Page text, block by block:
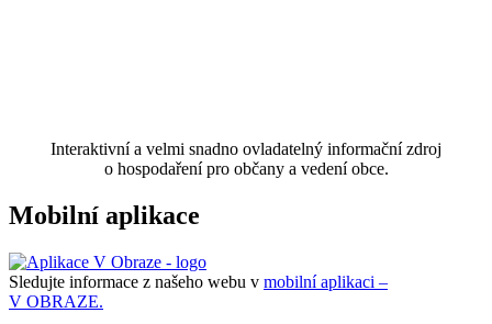
Interaktivní a velmi snadno ovladatelný informační zdroj
o hospodaření pro občany a vedení obce.
Mobilní aplikace
Sledujte informace z našeho webu v mobilní aplikaci –
V OBRAZE.